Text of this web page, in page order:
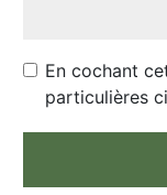
En cochant
particulières